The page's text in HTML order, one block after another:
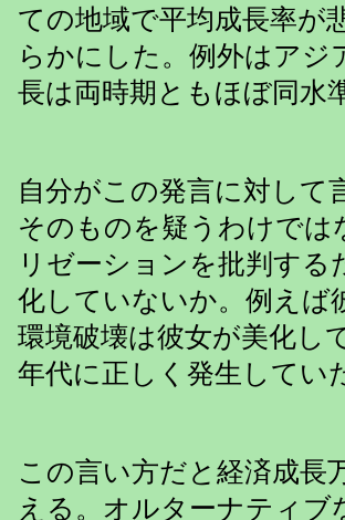
ての地域で平均成長率が
らかにした。例外はア
長は両時期ともほぼ同水
自分がこの発言に対して
そのものを疑うわけで
リゼーションを批判す
化していないか。例えば
環境破壊は彼女が美化し
年代に正しく発生してい
この言い方だと経済成長
える。オルターナティブ